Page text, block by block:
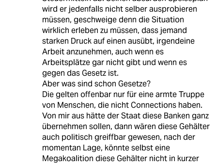
wird er jedenfalls nicht selber ausprobieren
müssen, geschweige denn die Situation
wirklich erleben zu müssen, dass jemand
starken Druck auf einen ausübt, irgendeine
Arbeit anzunehmen, auch wenn es
Arbeitsplätze gar nicht gibt und wenn es
gegen das Gesetz ist.
Aber was sind schon Gesetze?
Die gelten offenbar nur für eine armte Truppe
von Menschen, die nicht Connections haben.
Von mir aus hätte der Staat diese Banken ganz
übernehmen sollen, dann wären diese Gehälter
auch politisch greiffbar gewesen, nach der
momentan Lage, könnte selbst eine
Megakoalition diese Gehälter nicht in kurzer